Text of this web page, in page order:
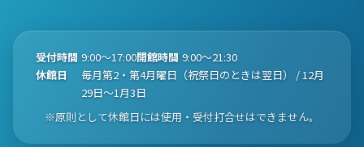
受付時間 9:00〜17:00開館時間 9:00〜21:30
休館日
毎月第2・第4月曜日（祝祭日のときは翌日） / 12月
29日〜1月3日
※原則として休館日には使用・受付打合せはできません。